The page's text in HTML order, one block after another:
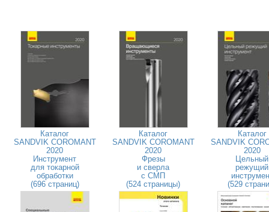
Каталог
SANDVIK COROMANT
2020
Инструмент
для токарной
обработки
(696 страниц)
Каталог
SANDVIK COROMANT
2020
Фрезы
и сверла
с СМП
(524 страницы)
Каталог
SANDVIK
2020
Цельный
режущий
(529